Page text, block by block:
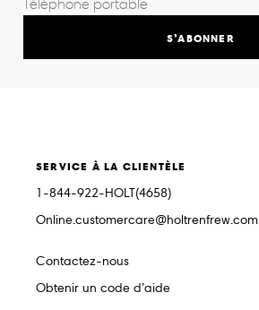
S’ABONNER
SERVICE À LA CLIENTÈLE
1-844-922-HOLT(4658)
Online.customercare@holtrenfrew.com
Contactez-nous
Obtenir un code d’aide